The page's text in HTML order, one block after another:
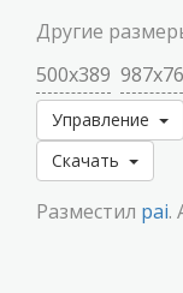
Другие
500x389
Управление
Скачать
Разместил pai.